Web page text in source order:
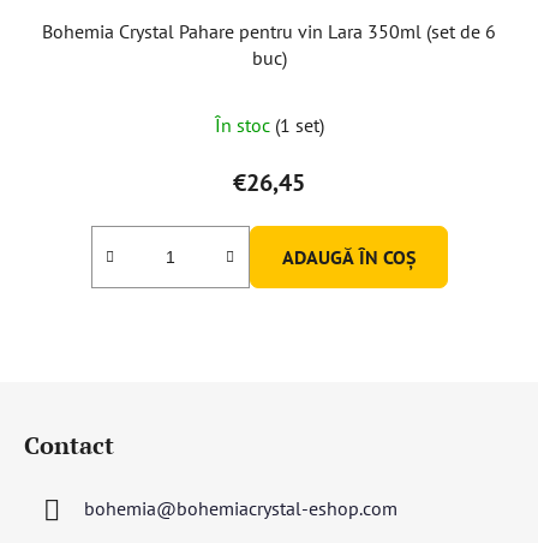
Bohemia Crystal Pahare pentru vin Lara 350ml (set de 6
buc)
În stoc (1 set)
€26,45
ADAUGĂ ÎN COŞ
Contact
bohemia@bohemiacrystal-eshop.com